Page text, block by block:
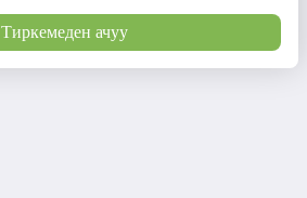
Тиркемеден ачуу